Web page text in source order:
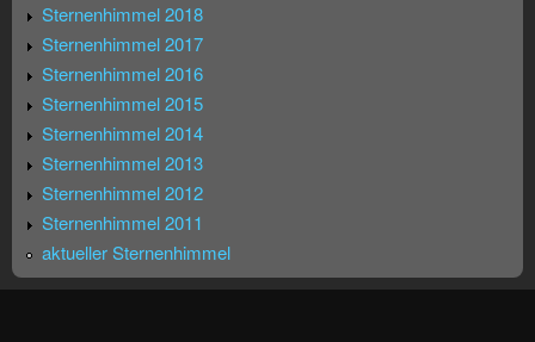
Sternenhimmel 2018
Sternenhimmel 2017
Sternenhimmel 2016
Sternenhimmel 2015
Sternenhimmel 2014
Sternenhimmel 2013
Sternenhimmel 2012
Sternenhimmel 2011
aktueller Sternenhimmel